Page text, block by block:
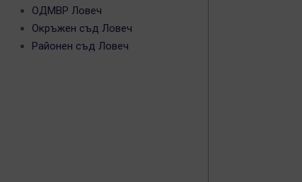
ОДМВР Ловеч
Окръжен съд Ловеч
Районен съд Ловеч